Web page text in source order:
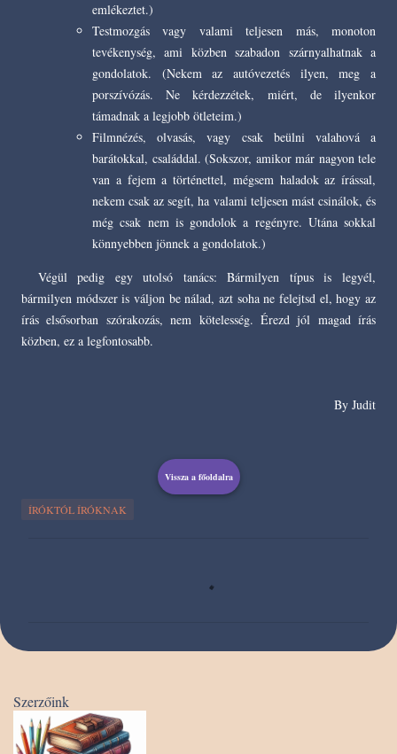
emlékeztet.)
Testmozgás vagy valami teljesen más, monoton
tevékenység, ami közben szabadon szárnyalhatnak a
gondolatok. (Nekem az autóvezetés ilyen, meg a
porszívózás. Ne kérdezzétek, miért, de ilyenkor
támadnak a legjobb ötleteim.)
Filmnézés, olvasás, vagy csak beülni valahová a
barátokkal, családdal. (Sokszor, amikor már nagyon tele
van a fejem a történettel, mégsem haladok az írással,
nekem csak az segít, ha valami teljesen mást csinálok, és
még csak nem is gondolok a regényre. Utána sokkal
könnyebben jönnek a gondolatok.)
Végül pedig egy utolsó tanács: Bármilyen típus is legyél,
bármilyen módszer is váljon be nálad, azt soha ne felejtsd el, hogy az
írás elsősorban szórakozás, nem kötelesség. Érezd jól magad írás
közben, ez a legfontosabb.
By Judit
Vissza a főoldalra
ÍRÓKTÓL ÍRÓKNAK
y
z
Szerzőink